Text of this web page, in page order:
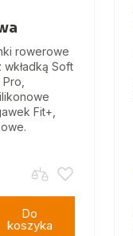
rowerowe
Soft
Fit+,
Do
koszyka